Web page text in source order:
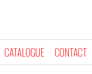
CATALOGUE CONTACT